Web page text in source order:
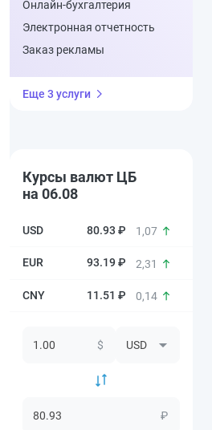
Онлайн-бухгалтерия
Электронная отчетность
Заказ рекламы
Еще 3 услуги
Курсы валют ЦБ
на 06.08
80.93 ₽ 1,07
93.19 ₽ 2,31
11.51 ₽ 0,14
$
₽